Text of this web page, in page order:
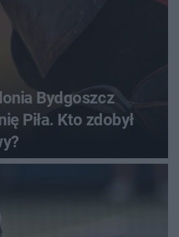
Bydgoszcz
Piła. Kto zdobył